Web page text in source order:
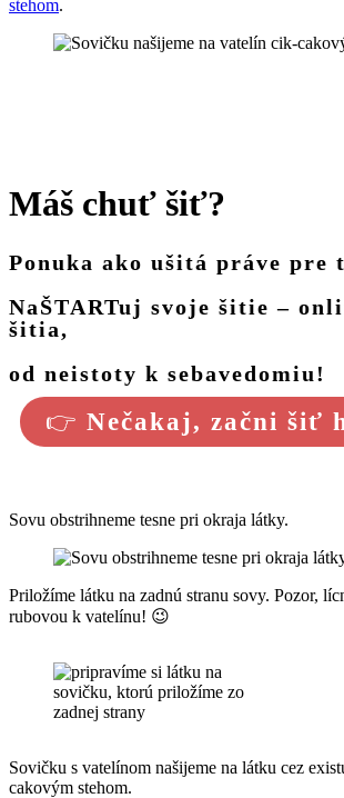
stehom.
Máš chuť šiť?
Ponuka ako ušitá práve pre
NaŠTARTuj svoje šitie –
šitia,
od neistoty k sebavedomiu!
👉 Nečakaj, začni šiť
Sovu obstrihneme tesne pri okraja látky.
Priložíme látku na zadnú stranu sovy. Pozor,
rubovou k vatelínu! 😉
Sovičku s vatelínom našijeme na látku cez
cakovým stehom.